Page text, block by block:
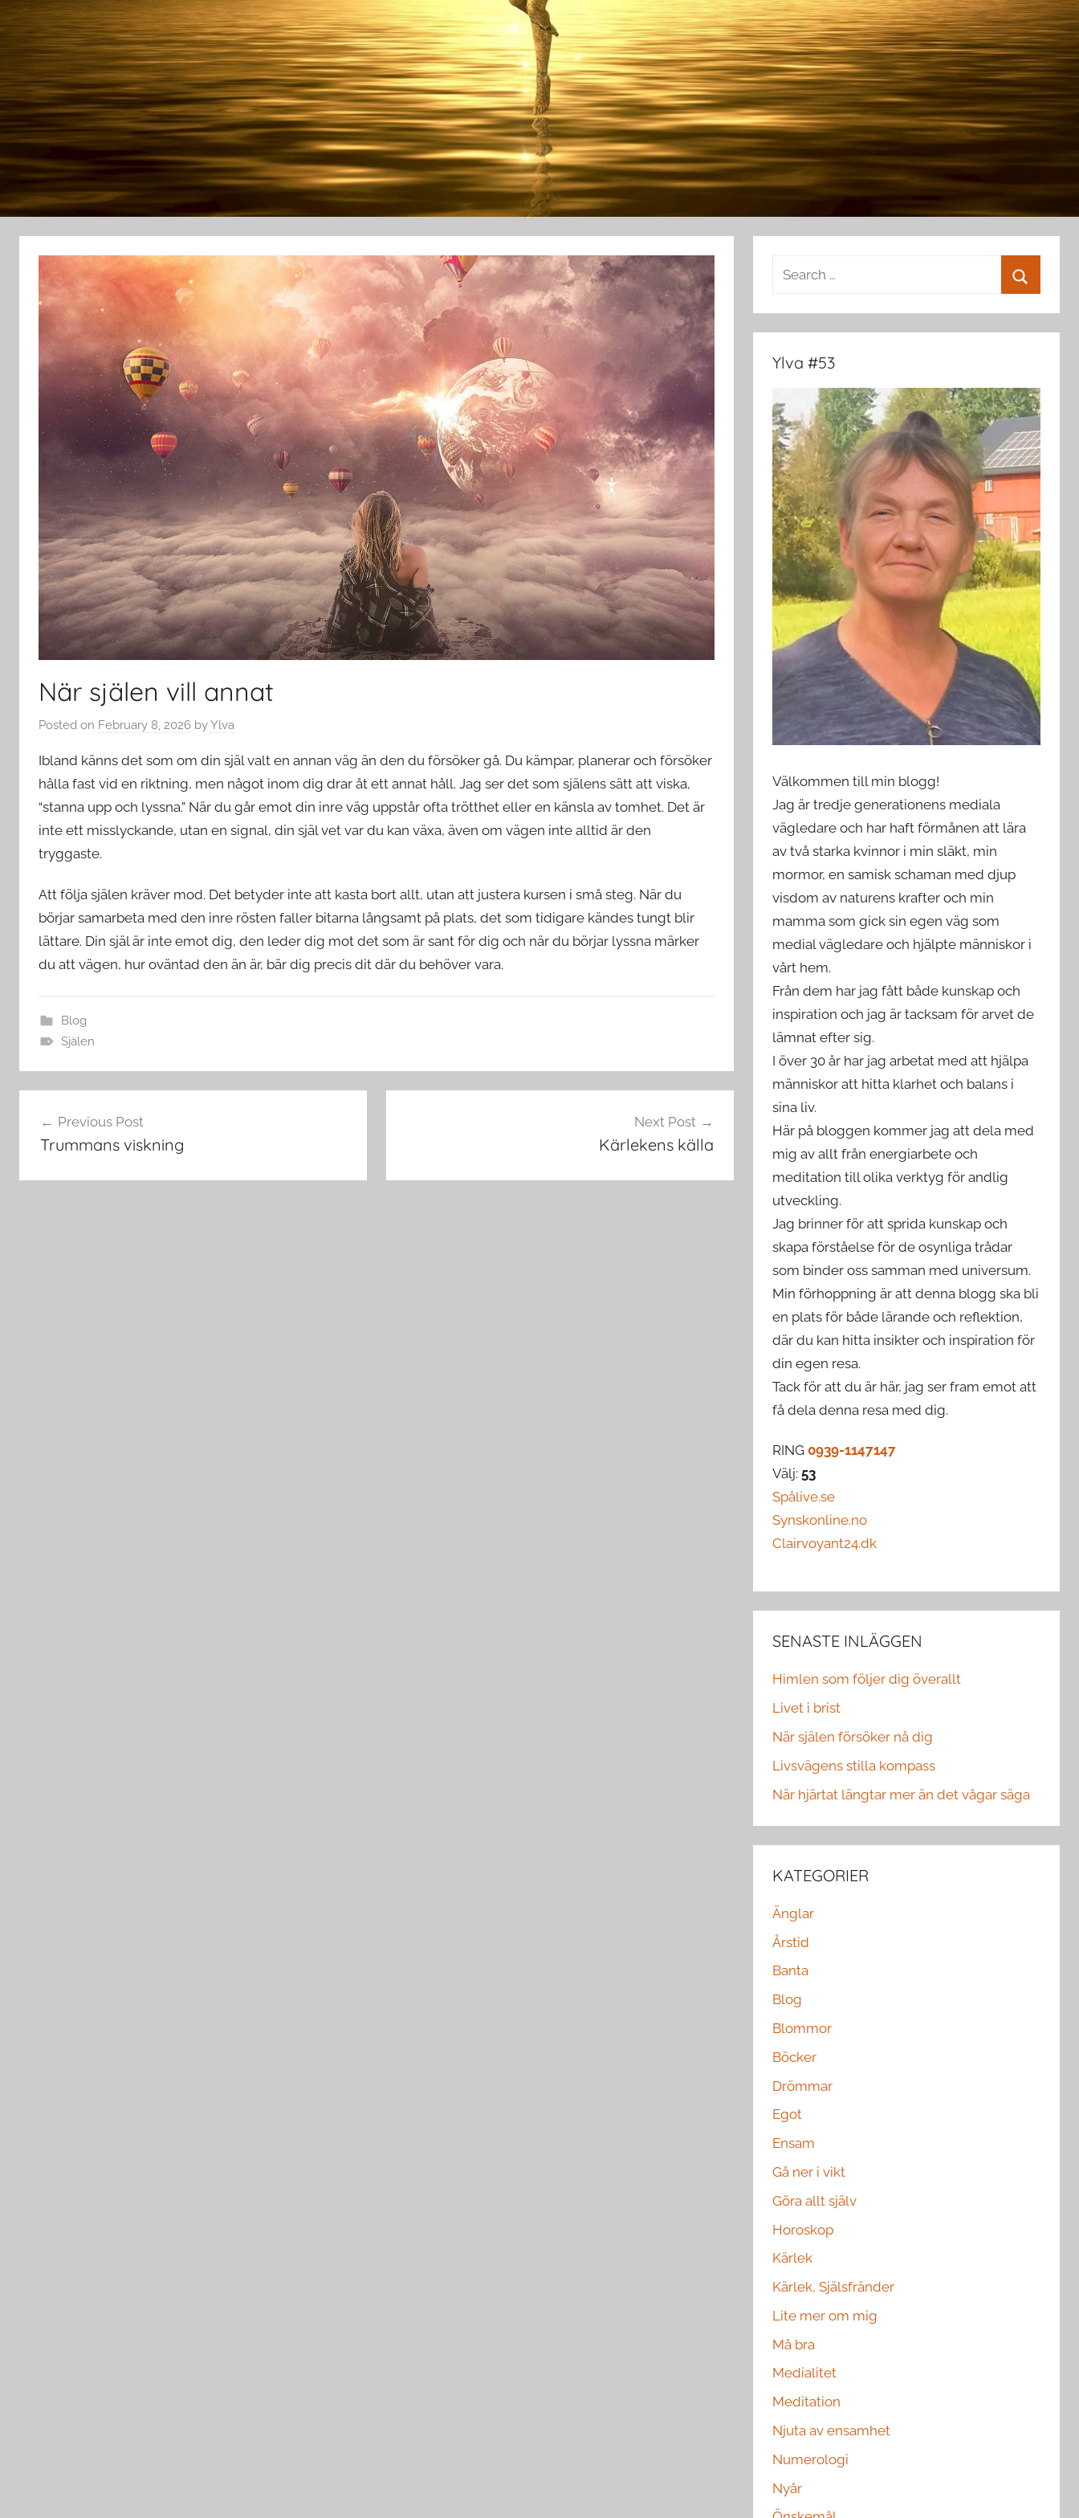
När själen vill annat
Posted on February 8, 2026 byYlva
Ibland känns det som om din själ valt en annan väg än den du försöker gå. Du kämpar, planerar och försöker
hålla fast vid en riktning, men något inom dig drar åt ett annat håll. Jag ser det som själens sätt att viska,
“stanna upp och lyssna.” När du går emot din inre väg uppstår ofta trötthet eller en känsla av tomhet. Det är
inte ett misslyckande, utan en signal, din själ vet var du kan växa, även om vägen inte alltid är den
tryggaste.
Att följa själen kräver mod. Det betyder inte att kasta bort allt, utan att justera kursen i små steg. När du
börjar samarbeta med den inre rösten faller bitarna långsamt på plats, det som tidigare kändes tungt blir
lättare. Din själ är inte emot dig, den leder dig mot det som är sant för dig och när du börjar lyssna märker
du att vägen, hur oväntad den än är, bär dig precis dit där du behöver vara.
Blog
Själen
navigation
Previous Post
Trummans viskning
Next Post
Kärlekens källa
Search
Ylva #53
Välkommen till min blogg!
Jag är tredje generationens mediala
vägledare och har haft förmånen att lära
av två starka kvinnor i min släkt, min
mormor, en samisk schaman med djup
visdom av naturens krafter och min
mamma som gick sin egen väg som
medial vägledare och hjälpte människor i
vårt hem.
Från dem har jag fått både kunskap och
inspiration och jag är tacksam för arvet de
lämnat efter sig.
I över 30 år har jag arbetat med att hjälpa
människor att hitta klarhet och balans i
sina liv.
Här på bloggen kommer jag att dela med
mig av allt från energiarbete och
meditation till olika verktyg för andlig
utveckling.
Jag brinner för att sprida kunskap och
skapa förståelse för de osynliga trådar
som binder oss samman med universum.
Min förhoppning är att denna blogg ska bli
en plats för både lärande och reflektion,
där du kan hitta insikter och inspiration för
din egen resa.
Tack för att du är här, jag ser fram emot att
få dela denna resa med dig.
RING0939-1147147
Välj:53
Spålive.se
Synskonline.no
Clairvoyant24.dk
SENASTE INLÄGGEN
Himlen som följer dig överallt
Livet i brist
När själen försöker nå dig
Livsvägens stilla kompass
När hjärtat längtar mer än det vågar säga
KATEGORIER
Änglar
Årstid
Banta
Blog
Blommor
Böcker
Drömmar
Egot
Ensam
Gå ner i vikt
Göra allt själv
Horoskop
Kärlek
Kärlek, Själsfränder
Lite mer om mig
Må bra
Medialitet
Meditation
Njuta av ensamhet
Numerologi
Nyår